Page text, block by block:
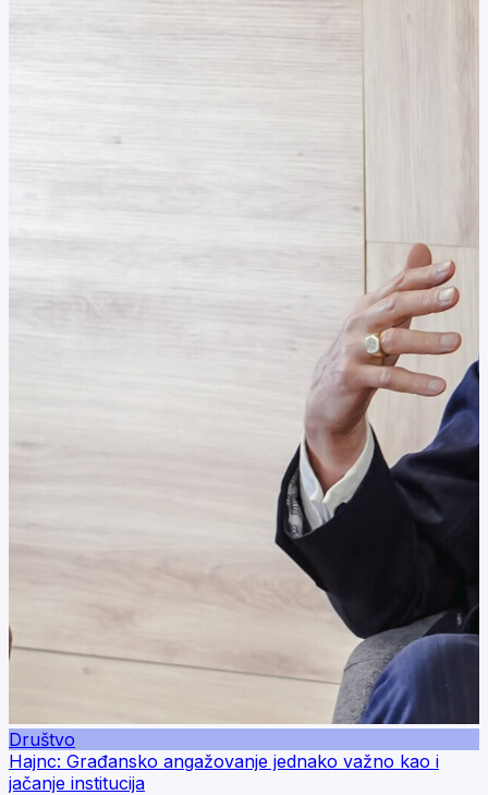
Društvo
Hajnc: Građansko angažovanje jednako važno kao i
jačanje institucija